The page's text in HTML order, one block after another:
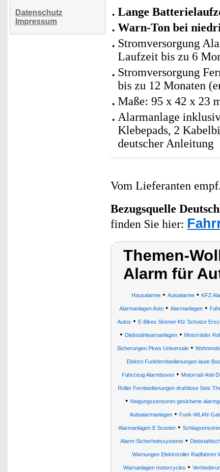
Datenschutz
Impressum
Lange
Warn-Ton bei
Stromversorgung
Laufzeit bis zu 6
Stromversorgung
bis zu 12 Monaten
Maße: 95 x 42 x 23
Alarmanlage
Klebepads, 2
deutscher Anleitung
Vom Lieferanten
Bezugsquelle
finden Sie hier:
Themen-
Alarm für
Hausalarme• Autoalarme• KFZ
Alarmanlagen Auto• Alarmanlagen•
Autos • E-Bikes Sirenen Kfz Schutze
• Diebstahlwarnanlagen • Motorräder
Sicherungen Pkws Universale •
Elektro Funkfernbedienungen laute
Fahrzeug Alarmboxen• Motorrad-Anti-
Roller Fernbedienungen drahtlose Sets
• Neigungssensoren gesicherte
Autoalarmanlagen • Funk-WLAN-
Alarmanlagen E Scooter•
Alarm-Sicherheitssysteme •
Warnungen Elektroroller Radfahren
Warnanlagen motorcycles •